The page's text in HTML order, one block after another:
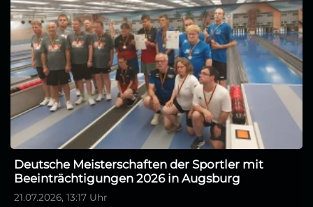
Deutsche Meisterschaften der Sportler mit
Beeinträchtigungen 2026 in Augsburg
21.07.2026, 13:17 Uhr